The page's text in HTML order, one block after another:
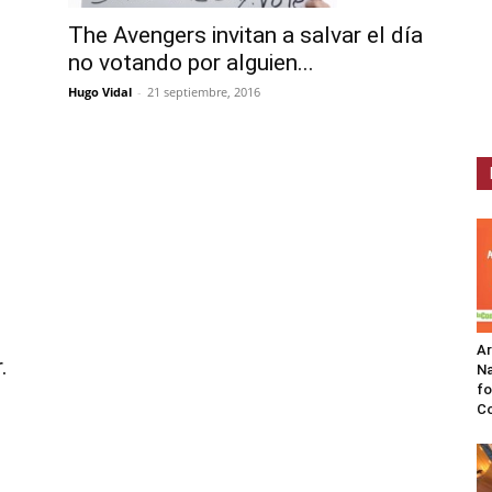
The Avengers invitan a salvar el día
no votando por alguien...
Hugo Vidal - 21 septiembre, 2016